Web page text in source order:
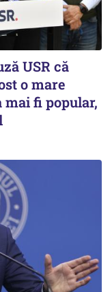
USR că
o mare
mai fi popular,